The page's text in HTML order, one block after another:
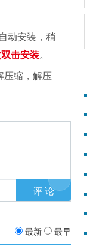
动安装，稍
击安装。
压缩，解压
最新 最早